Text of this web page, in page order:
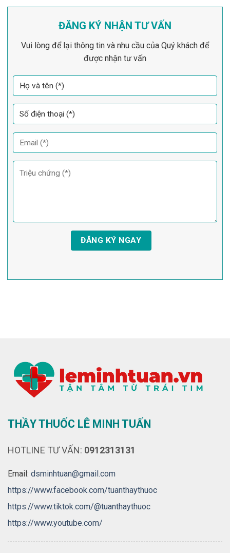
ĐĂNG KÝ NHẬN TƯ VẤN
Vui lòng để lại thông tin và nhu cầu của Quý khách để
được nhận tư vấn
THẦY THUỐC LÊ MINH TUẤN
HOTLINE TƯ VẤN: 0912313131
Email: dsminhtuan@gmail.com
https://www.facebook.com/tuanthaythuoc
https://www.tiktok.com/@tuanthaythuoc
https://www.youtube.com/